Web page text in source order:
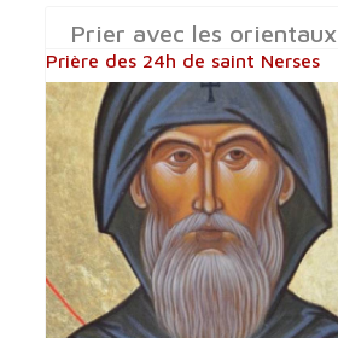
Prier avec les orientaux
Prière des 24h de saint Nerses